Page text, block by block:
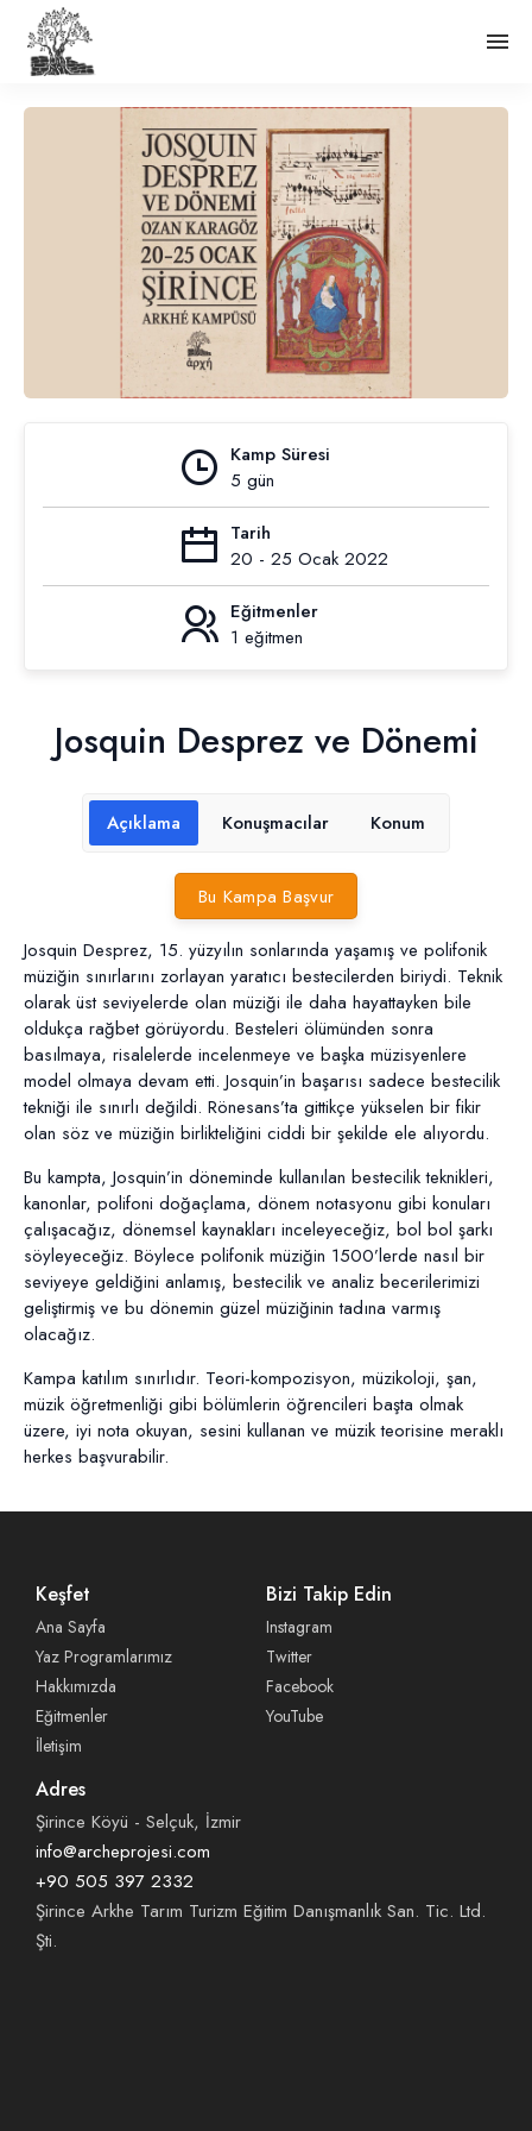
Kamp Süresi
5 gün
Tarih
20 - 25 Ocak 2022
Eğitmenler
1 eğitmen
Josquin Desprez ve Dönemi
Açıklama Konuşmacılar Konum
Bu Kampa Başvur
Josquin Desprez, 15. yüzyılın sonlarında yaşamış ve polifonik
müziğin sınırlarını zorlayan yaratıcı bestecilerden biriydi. Teknik
olarak üst seviyelerde olan müziği ile daha hayattayken bile
oldukça rağbet görüyordu. Besteleri ölümünden sonra
basılmaya, risalelerde incelenmeye ve başka müzisyenlere
model olmaya devam etti. Josquin’in başarısı sadece bestecilik
tekniği ile sınırlı değildi. Rönesans’ta gittikçe yükselen bir fikir
olan söz ve müziğin birlikteliğini ciddi bir şekilde ele alıyordu.
Bu kampta, Josquin’in döneminde kullanılan bestecilik teknikleri,
kanonlar, polifoni doğaçlama, dönem notasyonu gibi konuları
çalışacağız, dönemsel kaynakları inceleyeceğiz, bol bol şarkı
söyleyeceğiz. Böylece polifonik müziğin 1500’lerde nasıl bir
seviyeye geldiğini anlamış, bestecilik ve analiz becerilerimizi
geliştirmiş ve bu dönemin güzel müziğinin tadına varmış
olacağız.
Kampa katılım sınırlıdır. Teori-kompozisyon, müzikoloji, şan,
müzik öğretmenliği gibi bölümlerin öğrencileri başta olmak
üzere, iyi nota okuyan, sesini kullanan ve müzik teorisine meraklı
herkes başvurabilir.
Keşfet
Ana Sayfa
Yaz Programlarımız
Hakkımızda
Eğitmenler
İletişim
Bizi Takip Edin
Instagram
Twitter
Facebook
YouTube
Adres
Şirince Köyü - Selçuk, İzmir
info@archeprojesi.com
+90 505 397 2332
Şirince Arkhe Tarım Turizm Eğitim Danışmanlık San. Tic. Ltd.
Şti.